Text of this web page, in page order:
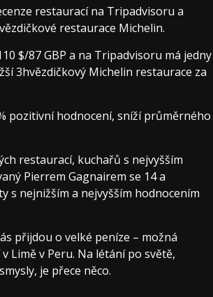
restaurací na Tripadvisoru a
restaurace Michelin.
$/87 GBP a na Tripadvisoru má jedny
3hvězdičkový Michelin restaurace za
pozitivní hodnocení, sníží průměrného
restaurací, kuchařů s nejvyšším
Pierrem Gagnairem se 14 a
s nejnižším a nejvyšším hodnocením
přijdou o velké peníze – možná
Limě v Peru. Na létání po světě,
je přece něco.